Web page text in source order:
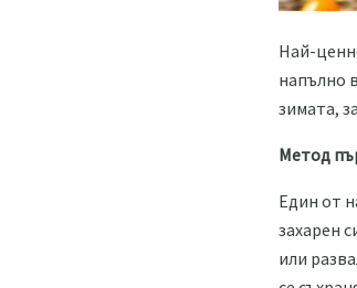
Най-
напълно
зимата,
Метод
Един от
захарен
или